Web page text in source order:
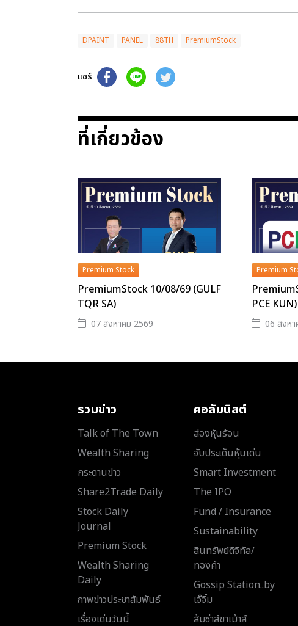
DPAINT PANEL 88TH PremiumStock
แชร์
ที่เกี่ยวข้อง
Premium Stock
PremiumStock 10/08/69 (GULF
TQR SA)
07 สิงหาคม 2569
Premium
PCE KUN)
06 สิงห
รวมข่าว
Talk of The Town
Wealth Sharing
กระดานข่าว
Share2Trade Daily
Stock Daily
Journal
Premium Stock
Wealth Sharing
Daily
ภาพข่าวประชาสัมพันธ์
เรื่องเด่นวันนี้
คอลัมนิสต์
ส่องหุ้นร้อน
จับประเด็นหุ้นเด่น
Smart Investment
The IPO
Fund / Insurance
Sustainability
สินทรัพย์ดิจิทัล/
ทองคำ
Gossip Station..by
เจ๊จิ๋ม
ส้มซ่าส์ขาเม้าส์